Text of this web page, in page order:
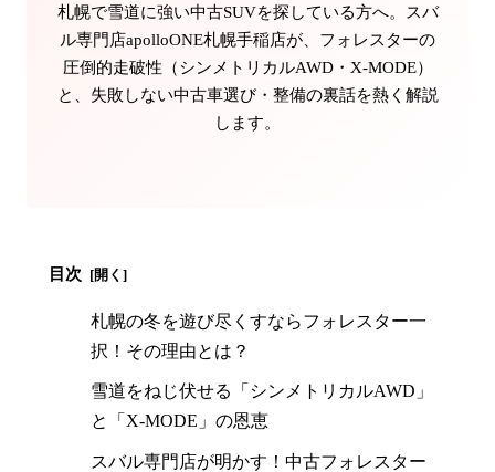
札幌で雪道に強い中古SUVを探している方へ。スバ
ル専門店apolloONE札幌手稲店が、フォレスターの
圧倒的走破性（シンメトリカルAWD・X-MODE）
と、失敗しない中古車選び・整備の裏話を熱く解説
します。
目次
札幌の冬を遊び尽くすならフォレスター一
択！その理由とは？
雪道をねじ伏せる「シンメトリカルAWD」
と「X-MODE」の恩恵
スバル専門店が明かす！中古フォレスター